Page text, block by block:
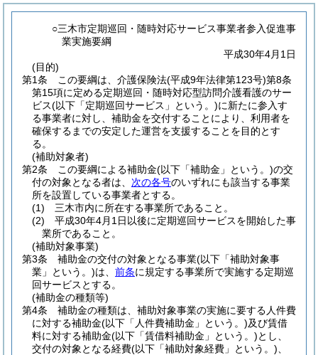
○三木市定期巡回・随時対応サービス事業者参入促進事
業実施要綱
平成30年4月1日
(目的)
第1条
この要綱は、介護保険法(平成9年法律第123号)第8条
第15項に定める定期巡回・随時対応型訪問介護看護のサー
ビス(以下「定期巡回サービス」という。)に新たに参入す
る事業者に対し、補助金を交付することにより、利用者を
確保するまでの安定した運営を支援することを目的とす
る。
(補助対象者)
第2条
この要綱による補助金(以下「補助金」という。)の交
付の対象となる者は、 次の各号のいずれにも該当する事業
所を設置している事業者とする。
(1)
三木市内に所在する事業所であること。
(2)
平成30年4月1日以後に定期巡回サービスを開始した事
業所であること。
(補助対象事業)
第3条
補助金の交付の対象となる事業(以下「補助対象事
業」という。)は、 前条に規定する事業所で実施する定期巡
回サービスとする。
(補助金の種類等)
第4条
補助金の種類は、補助対象事業の実施に要する人件費
に対する補助金(以下「人件費補助金」という。)及び賃借
料に対する補助金(以下「賃借料補助金」という。)とし、
交付の対象となる経費(以下「補助対象経費」という。)